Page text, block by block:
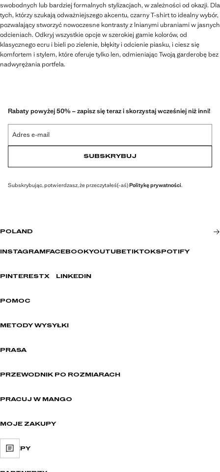
swobodnych lub bardziej formalnych stylizacjach, w zależności od okazji. Dla
tych, którzy szukają odważniejszego akcentu, czarny T-shirt to idealny wybór,
pozwalający stworzyć nowoczesne kontrasty z lnianymi ubraniami w jasnych
odcieniach. Odkryj wszystkie opcje w szerokiej gamie kolorów, od
klasycznego ecru i bieli po zielenie, błękity i odcienie piasku, i ciesz się
komfortem i stylem, które oferuje tylko len, odmieniając Twoją garderobę bez
nadwyrężania portfela.
Rabaty powyżej 50% – zapisz się teraz i skorzystaj wcześniej niż inni!
Adres e-mail
SUBSKRYBUJ
Subskrybując, potwierdzasz, że przeczytałeś(-aś)Politykę prywatności.
POLAND
INSTAGRAM FACEBOOKYOUTUBETIKTOKSPOTIFY
PINTERESTX LINKEDIN
POMOC
METODY WYSYŁKI
PRASA
PRZEWODNIK PO ROZMIARACH
PRACUJ W MANGO
MOJE ZAKUPY
SKLEPY